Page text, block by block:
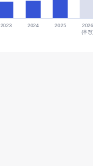
2023 2024 2025
(추